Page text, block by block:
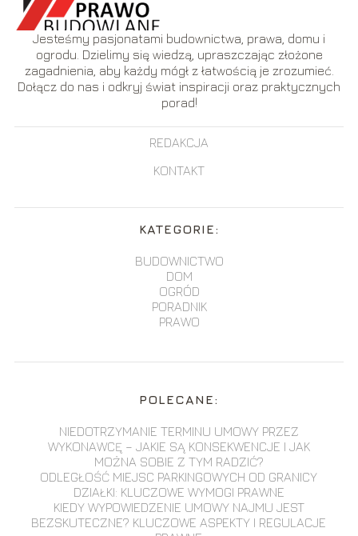
Jesteśmy pasjonatami budownictwa, prawa, domu i
ogrodu. Dzielimy się wiedzą, upraszczając złożone
zagadnienia, aby każdy mógł z łatwością je zrozumieć.
Dołącz do nas i odkryj świat inspiracji oraz praktycznych
porad!
REDAKCJA
KONTAKT
KATEGORIE:
BUDOWNICTWO
DOM
OGRÓD
PORADNIK
PRAWO
POLECANE:
NIEDOTRZYMANIE TERMINU UMOWY PRZEZ
WYKONAWCĘ – JAKIE SĄ KONSEKWENCJE I JAK
MOŻNA SOBIE Z TYM RADZIĆ?
ODLEGŁOŚĆ MIEJSC PARKINGOWYCH OD GRANICY
DZIAŁKI: KLUCZOWE WYMOGI PRAWNE
KIEDY WYPOWIEDZENIE UMOWY NAJMU JEST
BEZSKUTECZNE? KLUCZOWE ASPEKTY I REGULACJE